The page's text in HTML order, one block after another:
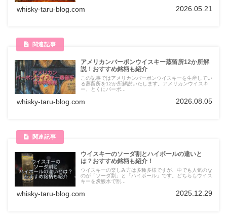
whisky-taru-blog.com 2026.05.21
アメリカンバーボンウイスキー蒸留所12か所解
説！おすすめ銘柄も紹介
この記事ではアメリカンバーボンウイスキーを生産してい
る蒸留所を12か所解説いたします。アメリカンウイスキ
ー、とくにバーボ...
whisky-taru-blog.com 2026.08.05
ウイスキーのソーダ割とハイボールの違いと
は？おすすめ銘柄も紹介！
ウイスキーの楽しみ方は多種多様ですが、中でも人気のな
のが「ソーダ割」と「ハイボール」です。どちらもウイス
キーを炭酸水で割...
whisky-taru-blog.com 2025.12.29